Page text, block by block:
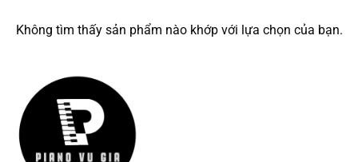
Không tìm thấy sản phẩm nào khớp với lựa chọn của bạn.